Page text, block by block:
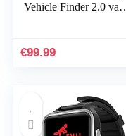
Vehicle Finder 2.0 van
lokalisatie…
€99.99